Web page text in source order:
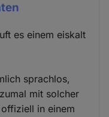
es einem eiskalt
sprachlos,
mit solcher
in einem